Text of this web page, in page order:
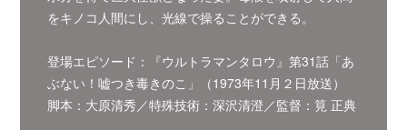
をキノコ人間にし、光線で操ることができる。
登場エピソード：『ウルトラマンタロウ』第31話「あ
ぶない！嘘つき毒きのこ」（1973年11月２日放送）
脚本：大原清秀／特殊技術：深沢清澄／監督：筧 正典